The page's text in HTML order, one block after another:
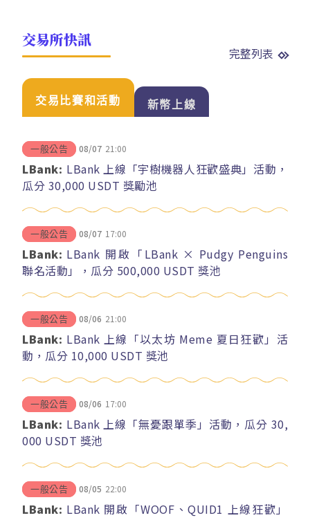
交易所快訊
完整列表
交易比賽和活動 新幣上線
一般公告 08/07 21:00
LBank: LBank 上線「宇樹機器人狂歡盛典」活動，
瓜分 30,000 USDT 獎勵池
一般公告 08/07 17:00
LBank: LBank 開啟「LBank × Pudgy Penguins
聯名活動」，瓜分 500,000 USDT 獎池
一般公告 08/06 21:00
LBank: LBank 上線「以太坊 Meme 夏日狂歡」活
動，瓜分 10,000 USDT 獎池
一般公告 08/06 17:00
LBank: LBank 上線「無憂跟單季」活動，瓜分 30,
000 USDT 獎池
一般公告 08/05 22:00
LBank: LBank 開啟「WOOF、QUID1 上線狂歡」